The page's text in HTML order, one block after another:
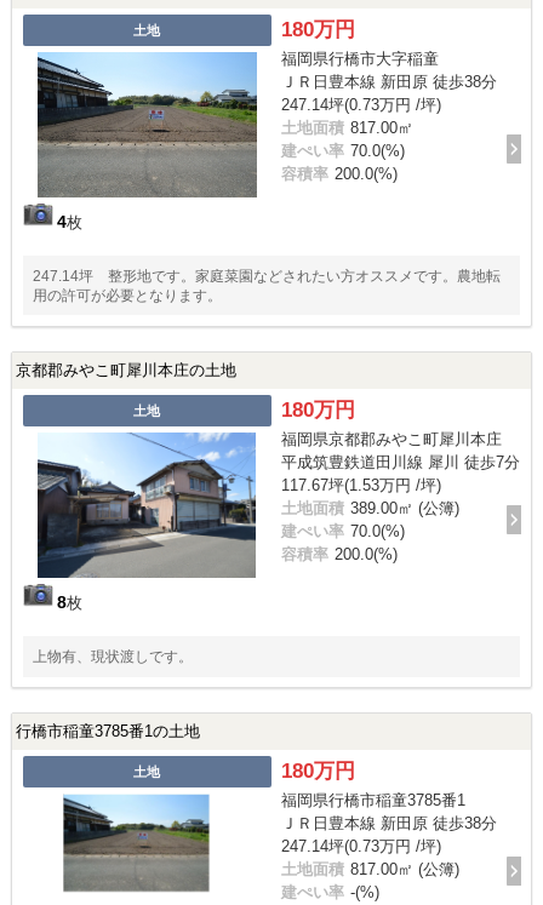
土地
4枚
180万円
福岡県行橋市大字稲童
ＪＲ日豊本線 新田原 徒歩38分
247.14坪(0.73万円 /坪)
土地面積 817.00㎡
建ぺい率 70.0(%)
容積率 200.0(%)
247.14坪 整形地です。家庭菜園などされたい方オススメです。農地転
用の許可が必要となります。
京都郡みやこ町犀川本庄の土地
土地
8枚
180万円
福岡県京都郡みやこ町犀川本庄
平成筑豊鉄道田川線 犀川 徒歩7分
117.67坪(1.53万円 /坪)
土地面積 389.00㎡ (公簿)
建ぺい率 70.0(%)
容積率 200.0(%)
上物有、現状渡しです。
行橋市稲童3785番1の土地
土地 180万円
福岡県行橋市稲童3785番1
ＪＲ日豊本線 新田原 徒歩38分
247.14坪(0.73万円 /坪)
土地面積 817.00㎡ (公簿)
建ぺい率 -(%)